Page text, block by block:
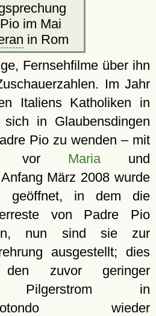
im Mai
in Rom
Fernsehfilme über ihn
Im Jahr
Italiens Katholiken in
in Glaubensdingen
Pio zu wenden – mit
vor Mariaund
März 2008 wurde
geöffnet, in dem die
von Padre Pio
nun sind sie zur
ausgestellt; dies
zuvor geringer
Pilgerstrom in
wieder